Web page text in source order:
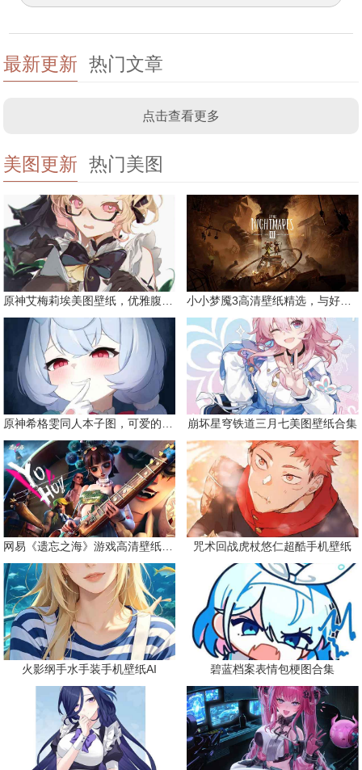
最新更新 热门文章
点击查看更多
美图更新 热门美图
小小梦魇3高清壁纸精选，与好友一同面对恐惧
崩坏星穹铁道三月七美图壁纸合集
咒术回战虎杖悠仁超酷手机壁纸
火影纲手水手装手机壁纸AI 碧蓝档案表情包梗图合集